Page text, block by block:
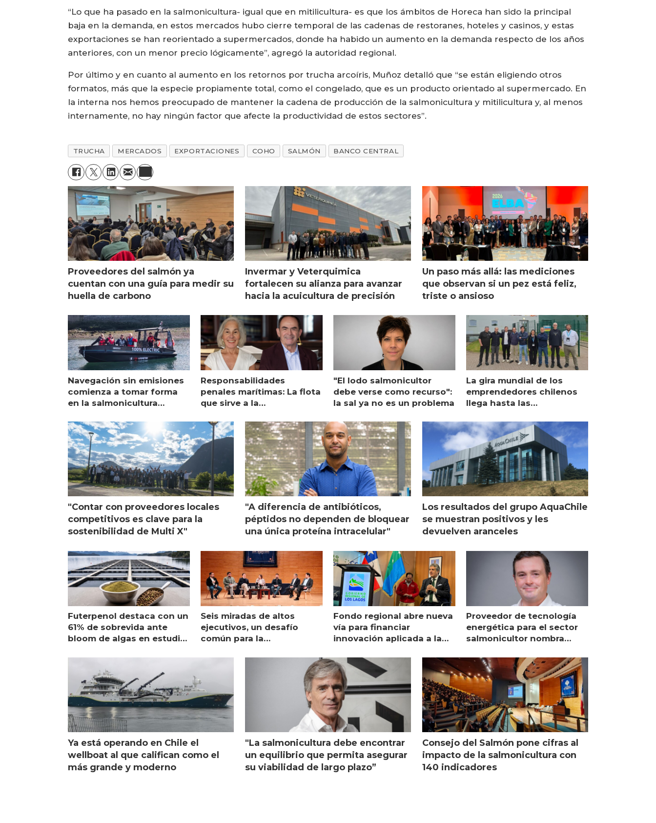
“Lo que ha pasado en la salmonicultura- igual que en mitilicultura- es que los ámbitos de Horeca han sido la principal
baja en la demanda, en estos mercados hubo cierre temporal de las cadenas de restoranes, hoteles y casinos, y estas
exportaciones se han reorientado a supermercados, donde ha habido un aumento en la demanda respecto de los años
anteriores, con un menor precio lógicamente”, agregó la autoridad regional.
Por último y en cuanto al aumento en los retornos por trucha arcoíris, Muñoz detalló que “se están eligiendo otros
formatos, más que la especie propiamente total, como el congelado, que es un producto orientado al supermercado. En
la interna nos hemos preocupado de mantener la cadena de producción de la salmonicultura y mitilicultura y, al menos
internamente, no hay ningún factor que afecte la productividad de estos sectores”.
TRUCHA MERCADOS EXPORTACIONES COHO SALMÓN BANCO CENTRAL
Proveedores del salmón ya
cuentan con una guía para medir su
huella de carbono
Invermar y Veterquimica
fortalecen su alianza para avanzar
hacia la acuicultura de precisión
Un paso más allá: las mediciones
que observan si un pez está feliz,
triste o ansioso
Navegación sin emisiones
comienza a tomar forma
en la salmonicultura
Responsabilidades
penales marítimas: La flota
que sirve a la
visión
"El lodo salmonicultor
debe verse como recurso":
la sal ya no es un problema
La gira mundial de los
emprendedores chilenos
llega hasta las
Escocia
"Contar con proveedores locales
competitivos es clave para la
sostenibilidad de Multi X"
"A diferencia de antibióticos,
péptidos no dependen de bloquear
una única proteína intracelular"
Los resultados del grupo AquaChile
se muestran positivos y les
devuelven aranceles
Futerpenol destaca con un
61% de sobrevida ante
bloom de algas en estudio
Seis miradas de altos
ejecutivos, un desafío
común para la
Fondo regional abre nueva
vía para financiar
innovación aplicada a la
Proveedor de tecnología
energética para el sector
salmonicultor nombra
Ya está operando en Chile el
wellboat al que califican como el
más grande y moderno
"La salmonicultura debe encontrar
un equilibrio que permita asegurar
su viabilidad de largo plazo”
Consejo del Salmón pone cifras al
impacto de la salmonicultura con
140 indicadores